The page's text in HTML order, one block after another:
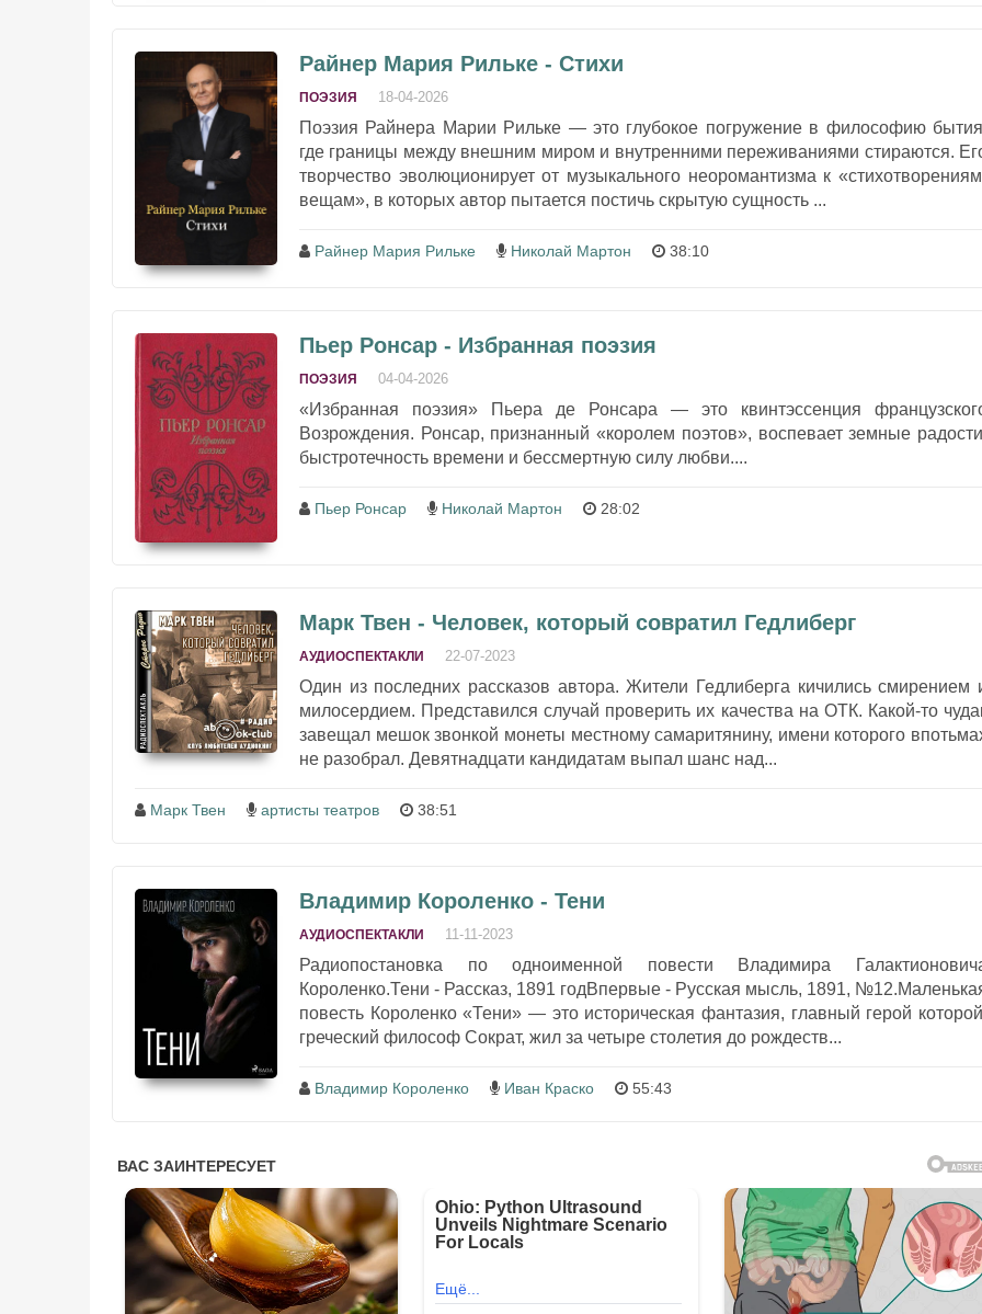
Райнер Мария Рильке - Стихи
ПОЭЗИЯ 18-04-2026
Поэзия Райнера Марии Рильке — это глубокое погружение в философию
где границы между внешним миром и внутренними переживаниями стираются.
творчество эволюционирует от музыкального неоромантизма к
вещам», в которых автор пытается постичь скрытую сущность ...
Райнер Мария Рильке Николай Мартон 38:10
Пьер Ронсар - Избранная поэзия
ПОЭЗИЯ 04-04-2026
«Избранная поэзия» Пьера де Ронсара — это квинтэссенция
Возрождения. Ронсар, признанный «королем поэтов», воспевает земные
быстротечность времени и бессмертную силу любви....
Пьер Ронсар Николай Мартон 28:02
Марк Твен - Человек, который совратил Гедлиберг
АУДИОСПЕКТАКЛИ 22-07-2023
Один из последних рассказов автора. Жители Гедлиберга кичились смирением
милосердием. Представился случай проверить их качества на ОТК. Какой-то
завещал мешок звонкой монеты местному самаритянину, имени которого
не разобрал. Девятнадцати кандидатам выпал шанс над...
Марк Твен артисты театров 38:51
Владимир Короленко - Тени
АУДИОСПЕКТАКЛИ 11-11-2023
Радиопостановка по одноименной повести Владимира
Короленко.Тени - Рассказ, 1891 годВпервые - Русская мысль, 1891,
повесть Короленко «Тени» — это историческая фантазия, главный герой
греческий философ Сократ, жил за четыре столетия до рождеств...
Владимир Короленко Иван Краско 55:43